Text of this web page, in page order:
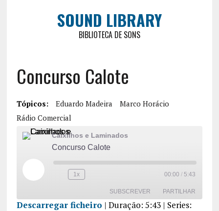
SOUND LIBRARY
BIBLIOTECA DE SONS
Concurso Calote
Tópicos: Eduardo Madeira
Marco Horácio
Rádio Comercial
Caixilhos e Laminados
Concurso Calote
1x 00:00 / 5:43
SUBSCREVER PARTILHAR
Descarregar ficheiro | Duração: 5:43| Series: